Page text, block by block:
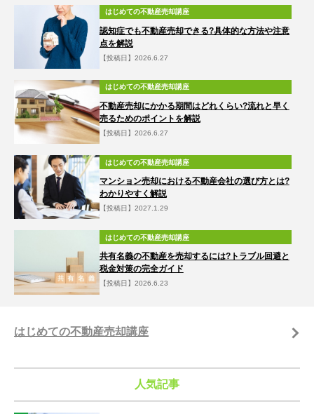
はじめての不動産売却講座
認知症でも不動産売却できる?具体的な方法や注意
点を解説
【投稿日】2026.6.27
はじめての不動産売却講座
不動産売却にかかる期間はどれくらい?流れと早く
売るためのポイントを解説
【投稿日】2026.6.27
はじめての不動産売却講座
マンション売却における不動産会社の選び方とは?
わかりやすく解説
【投稿日】2027.1.29
はじめての不動産売却講座
共有名義の不動産を売却するには?トラブル回避と
税金対策の完全ガイド
【投稿日】2026.6.23
はじめての不動産売却講座
人気記事